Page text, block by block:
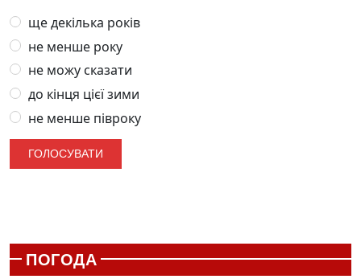
ще декілька років
не менше року
не можу сказати
до кінця цієї зими
не менше півроку
ПОГОДА